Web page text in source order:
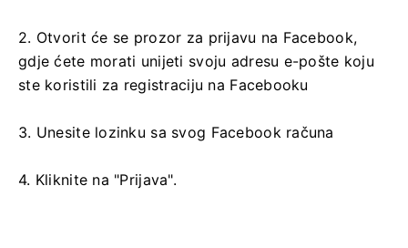
2. Otvorit će se prozor za prijavu na Facebook,
gdje ćete morati unijeti svoju adresu e-pošte koju
ste koristili za registraciju na Facebooku
3. Unesite lozinku sa svog Facebook računa
4. Kliknite na "Prijava".